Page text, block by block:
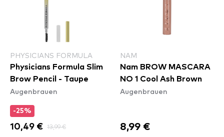
PHYSICIANS FORMULA
Physicians Formula Slim
Brow Pencil - Taupe
Augenbrauen
-25%
10,49 € 13,99 €
NAM
Nam BROW MASCARA
NO 1 Cool Ash Brown
Augenbrauen
8,99 €